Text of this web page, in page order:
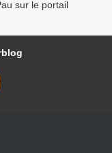
sur le portail